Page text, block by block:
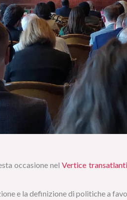
occasione nelVertice
e la definizione di politiche a